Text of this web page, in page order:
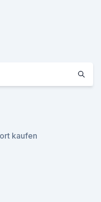
kaufen